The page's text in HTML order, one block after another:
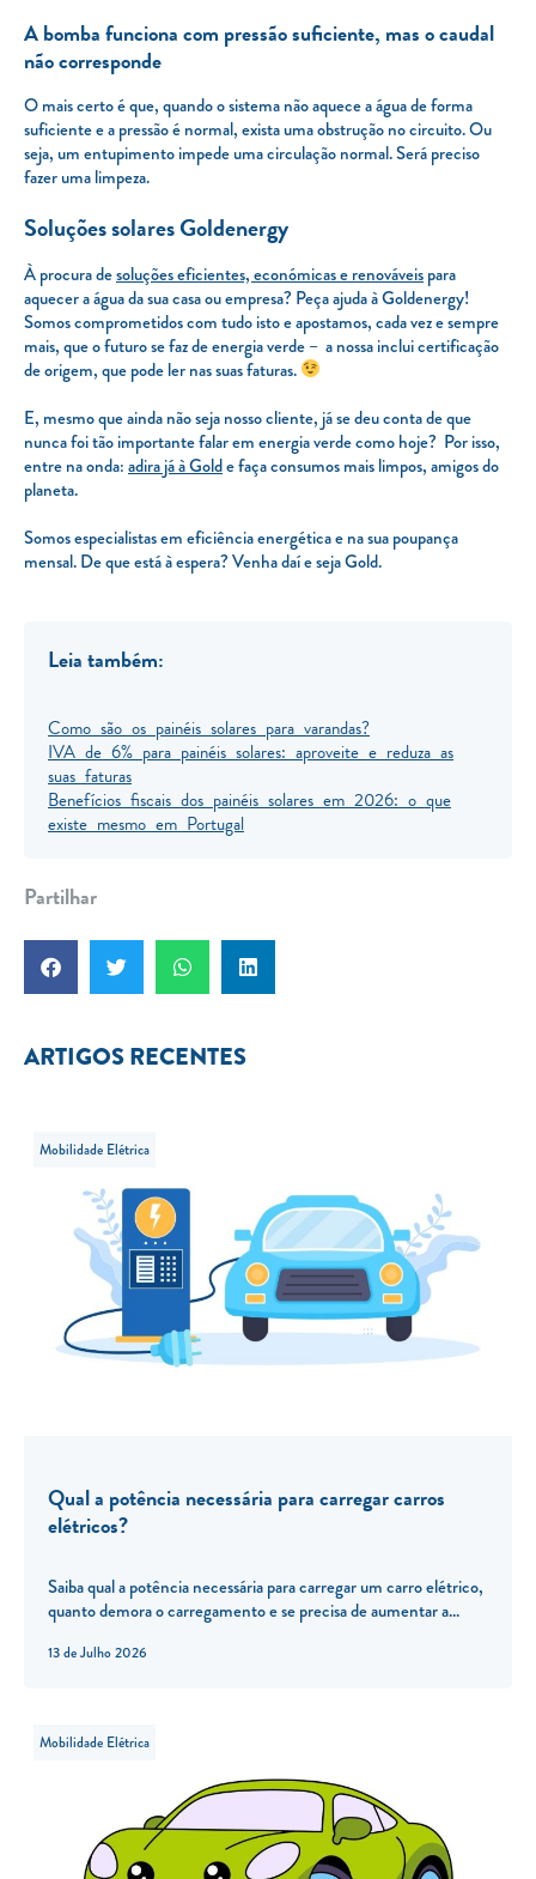
A bomba funciona com pressão suficiente, mas o caudal
não corresponde
O mais certo é que, quando o sistema não aquece a água de forma
suficiente e a pressão é normal, exista uma obstrução no circuito. Ou
seja, um entupimento impede uma circulação normal. Será preciso
fazer uma limpeza.
Soluções solares Goldenergy
À procura desoluções eficientes, económicas e renováveispara
aquecer a água da sua casa ou empresa? Peça ajuda à Goldenergy!
Somos comprometidos com tudo isto e apostamos, cada vez e sempre
mais, que o futuro se faz de energia verde – a nossa inclui certificação
de origem, que pode ler nas suas faturas.
E, mesmo que ainda não seja nosso cliente, já se deu conta de que
nunca foi tão importante falar em energia verde como hoje? Por isso,
entre na onda:adira já à Golde faça consumos mais limpos, amigos do
planeta.
Somos especialistas em eficiência energética e na sua poupança
mensal. De que está à espera? Venha daí e seja Gold.
Leia também:
Como são os painéis solares para varandas?
IVA de 6% para painéis solares: aproveite e reduza as
suas faturas
Benefícios fiscais dos painéis solares em 2026: o que
existe mesmo em Portugal
Partilhar
ARTIGOS RECENTES
13 de Julho 2026
Mobilidade Elétrica
Qual a potência necessária para carregar carros
elétricos?
Saiba qual a potência necessária para carregar um carro elétrico,
quanto demora o carregamento e se precisa de aumentar a...
Mobilidade Elétrica